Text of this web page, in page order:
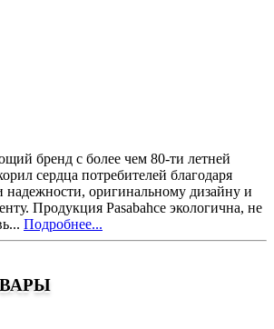
бренд с более чем 80-ти летней
сердца потребителей благодаря
надежности, оригинальному дизайну и
Продукция Pasabahce экологична, не
Подробнее...